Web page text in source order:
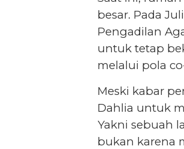
besar. Pada
Pengadilan
untuk tetap
melalui pola
Meski kabar
Dahlia untuk
Yakni sebuah
bukan karena